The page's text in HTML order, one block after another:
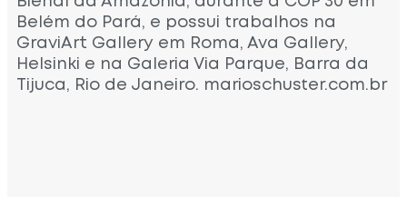
Belém do Pará, e possui trabalhos na
GraviArt Gallery em Roma, Ava Gallery,
Helsinki e na Galeria Via Parque, Barra da
Tijuca, Rio de Janeiro. marioschuster.com.br